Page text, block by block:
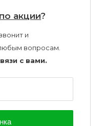
по акции?
и
вопросам.
с вами.